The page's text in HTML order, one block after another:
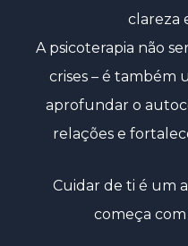
clareza
A psicoterapia não
crises – é também
aprofundar o
relações e
Cuidar de ti é um
começa com